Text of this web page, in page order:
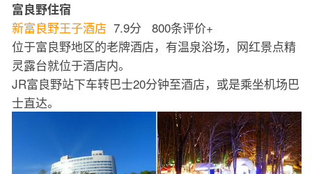
富良野住宿
新富良野王子酒店 7.9分 800条评价+
位于富良野地区的老牌酒店，有温泉浴场，网红景点精
灵露台就位于酒店内。
JR富良野站下车转巴士20分钟至酒店，或是乘坐机场巴
士直达。